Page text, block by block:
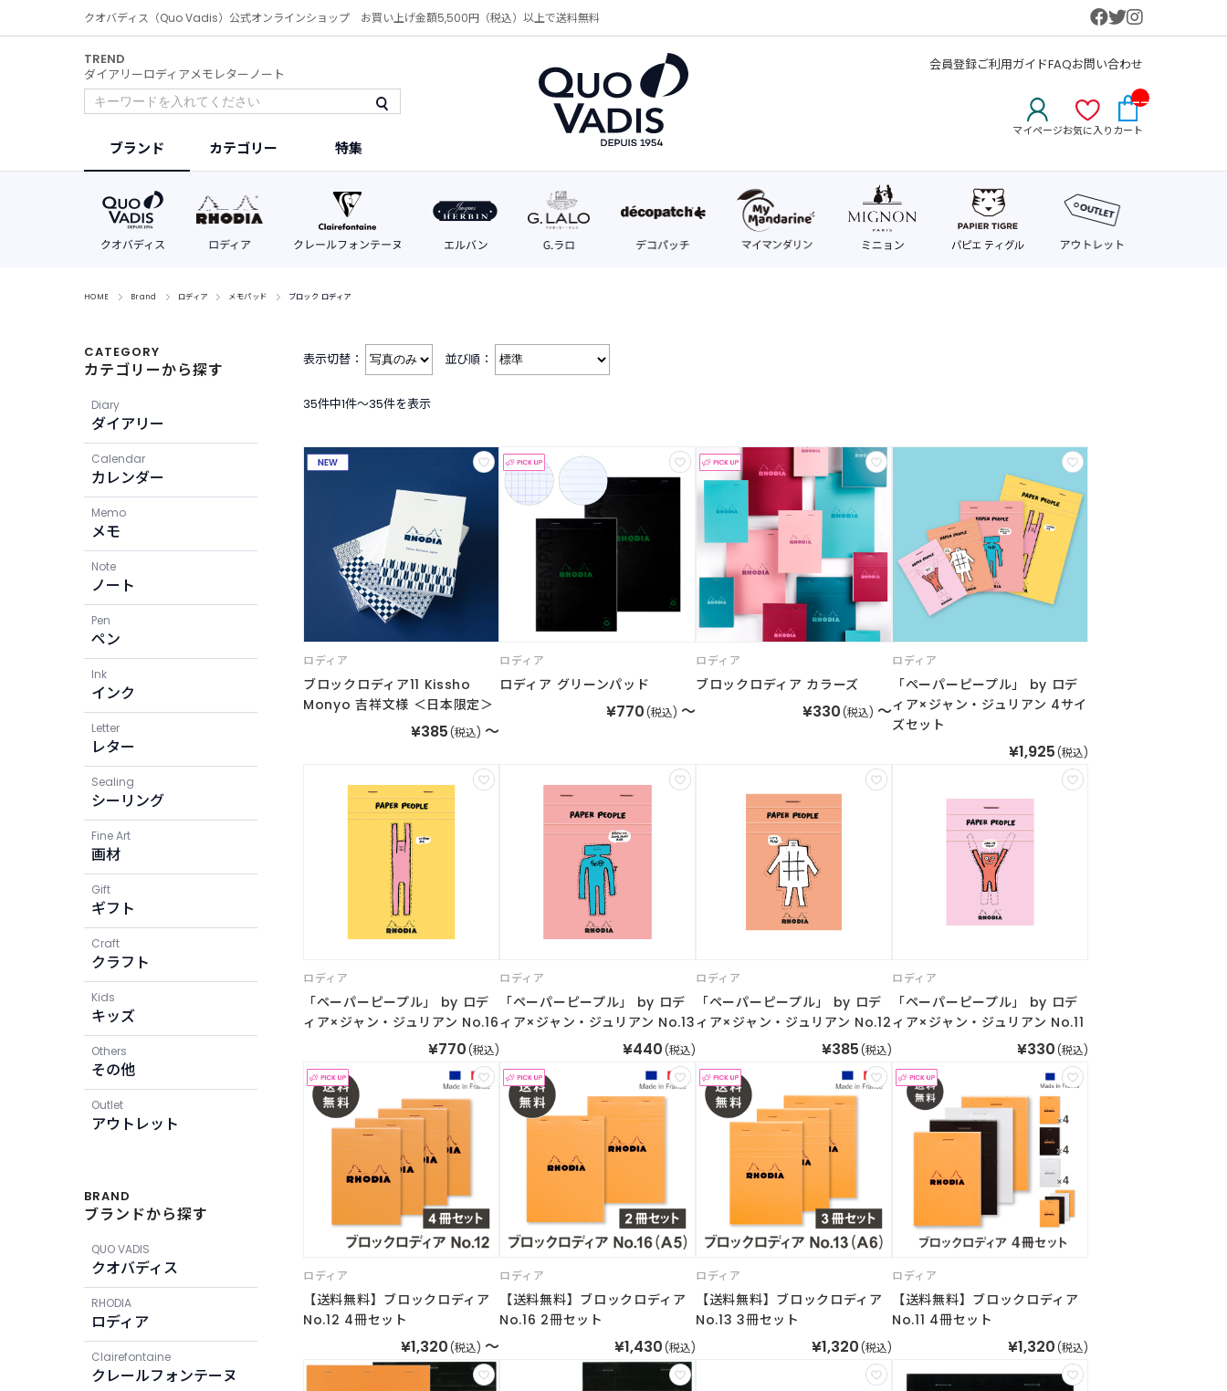
クオバディス（Quo Vadis）公式オンラインショップ お買い上げ金額5,500円（税込）以上で送料無料
TREND
ダイアリーロディアメモ レターノート
会員登録ご利用ガイドFAQお問い合わせ
マイページお気に入りカート
__
M_
T_
ブランド カテゴリー 特集
HOME Brand ロディア メモパッド ブロック ロディア
表示切替： 並び順：
35件中1件〜35件を表示
ロディア
ブロックロディア11 Kissho
Monyo 吉祥文様 ＜日本限定＞
¥385 (税込) ～
ロディア
ロディア グリーンパッド
¥770 (税込) ～
ロディア
ブロックロディア カラーズ
¥330 (税込) ～
ロディア
「ペーパーピープル」 by ロデ
ィア×ジャン・ジュリアン 4サイ
ズセット
¥1,925 (税込)
ロディア
「ペーパーピープル」 by ロデ
ィア×ジャン・ジュリアン No.16
¥770 (税込)
ロディア
「ペーパーピープル」 by ロデ
ィア×ジャン・ジュリアン No.13
¥440 (税込)
ロディア
「ペーパーピープル」 by ロデ
ィア×ジャン・ジュリアン No.12
¥385 (税込)
ロディア
「ペーパーピープル」 by ロデ
ィア×ジャン・ジュリアン No.11
¥330 (税込)
ロディア
【送料無料】ブロックロディア
No.12 4冊セット
¥1,320 (税込) ～
ロディア
【送料無料】ブロックロディア
No.16 2冊セット
¥1,430 (税込)
ロディア
【送料無料】ブロックロディア
No.13 3冊セット
¥1,320 (税込)
ロディア
【送料無料】ブロックロディア
No.11 4冊セット
¥1,320 (税込)
CATEGORY
カテゴリーから探す
Diary
ダイアリー
Calendar
カレンダー
Memo
メモ
Note
ノート
Pen
ペン
Ink
インク
Letter
レター
Sealing
シーリング
Fine Art
画材
Gift
ギフト
Craft
クラフト
Kids
キッズ
Others
その他
Outlet
アウトレット
BRAND
ブランドから探す
QUO VADIS
クオバディス
RHODIA
ロディア
Clairefontaine
クレールフォンテーヌ